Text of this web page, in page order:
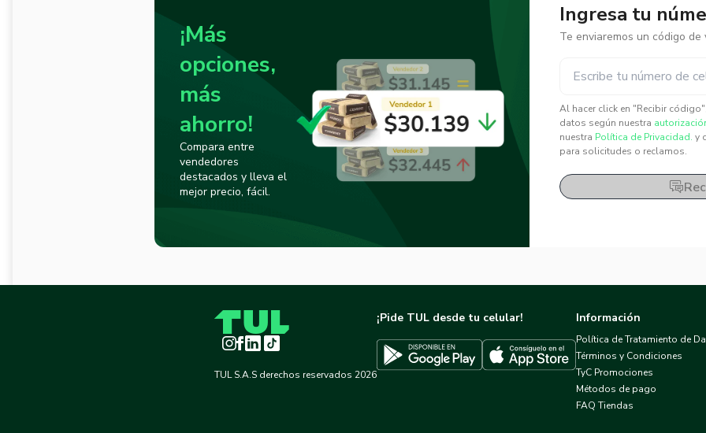
¡Más
opciones,
más
ahorro!
Compara entre
vendedores
destacados y lleva el
mejor precio, fácil.
Ingresa tu
Te enviaremos un código de
Al hacer click en "Recibir
datos según nuestra
nuestra Política de Privacidad. y
para solicitudes o reclamos.
Instagram
Facebook
LinkedInTikTok
TUL S.A.S derechos reservados 2026
¡Pide TUL desde tu celular!
Descargar TUL en Google PlayDescargar TUL en App Store
Información
Política de Tratamiento de
Términos y Condiciones
TyC Promociones
Métodos de pago
FAQ Tiendas